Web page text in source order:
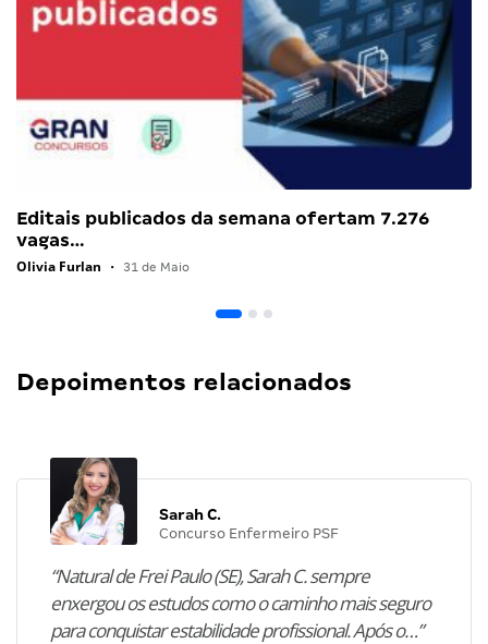
Editais publicados da semana ofertam 7.276
vagas…
Olivia Furlan • 31 de Maio
Depoimentos relacionados
Sarah C.
Concurso Enfermeiro PSF
“Natural de Frei Paulo (SE), Sarah C. sempre
enxergou os estudos como o caminho mais seguro
para conquistar estabilidade profissional. Após o…”